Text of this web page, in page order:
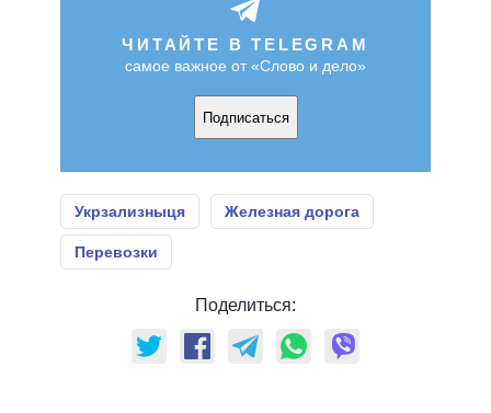
ЧИТАЙТЕ В TELEGRAM
самое важное от «Слово и дело»
Подписаться
Укрзализныця Железная дорога
Перевозки
Поделиться: